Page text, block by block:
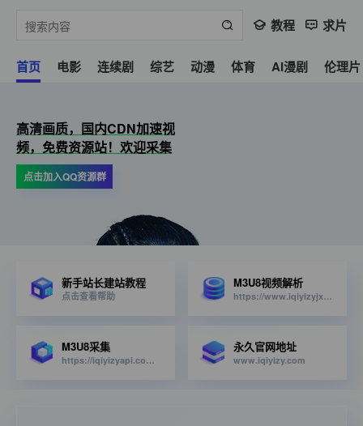
教程 求片
首页 电影 连续剧 综艺 动漫 体育 AI漫剧 伦理片
高清画质，国内CDN加速视
频，免费资源站！欢迎采集
点击加入QQ资源群
新手站长建站教程
点击查看帮助
M3U8视频解析
https://www.iqiyizyjx.com/?url=
M3U8采集
https://iqiyizyapi.com/api.php/provide/vod/from/snm3u8/at/xml
永久官网地址
www.iqiyizy.com